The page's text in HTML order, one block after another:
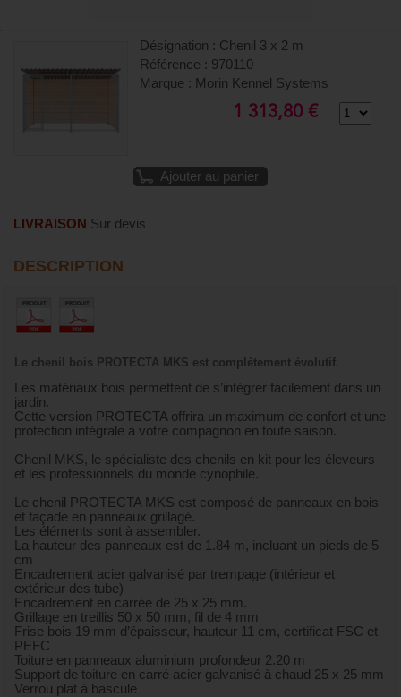
Désignation : Chenil 3 x 2 m
Référence : 970110
Marque : Morin Kennel Systems
1 313,80 €
Ajouter au panier
LIVRAISON Sur devis
DESCRIPTION
Le chenil bois PROTECTA MKS est complètement évolutif.
Les matériaux bois permettent de s’intégrer facilement dans un
jardin.
Cette version PROTECTA offrira un maximum de confort et une
protection intégrale à votre compagnon en toute saison.
Chenil MKS, le spécialiste des chenils en kit pour les éleveurs
et les professionnels du monde cynophile.
Le chenil PROTECTA MKS est composé de panneaux en bois
et façade en panneaux grillagé.
Les éléments sont à assembler.
La hauteur des panneaux est de 1.84 m, incluant un pieds de 5
cm
Encadrement acier galvanisé par trempage (intérieur et
extérieur des tube)
Encadrement en carrée de 25 x 25 mm.
Grillage en treillis 50 x 50 mm, fil de 4 mm
Frise bois 19 mm d’épaisseur, hauteur 11 cm, certificat FSC et
PEFC
Toiture en panneaux aluminium profondeur 2.20 m
Support de toiture en carré acier galvanisé à chaud 25 x 25 mm
Verrou plat à bascule